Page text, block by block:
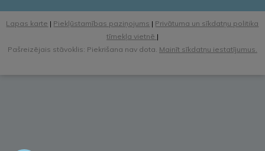
Lapas karte | Piekļūstamības paziņojums | Privātuma un sīkdatņu politika
tīmekļa vietnē |
Pašreizējais stāvoklis: Piekrišana nav dota. Mainīt sīkdatņu iestatījumus.